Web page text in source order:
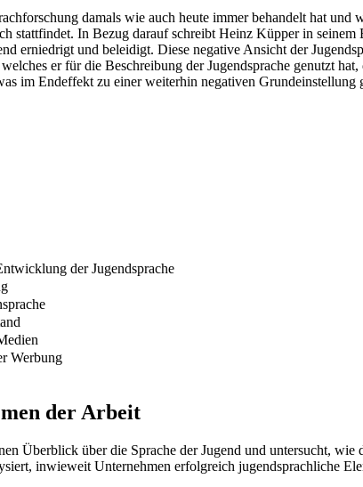
damals wie auch heute immer behandelt hat
stattfindet. In Bezug darauf schreibt Heinz Küpper in seinem
erniedrigt und beleidigt. Diese negative Ansicht der
er für die Beschreibung der Jugendsprache genutzt
im Endeffekt zu einer weiterhin negativen Grundeinstellung
der Jugendsprache
Werbung
der Arbeit
Überblick über die Sprache der Jugend und untersucht,
inwieweit Unternehmen erfolgreich jugendsprachliche